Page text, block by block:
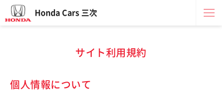
Honda Cars 三次
サイト利用規約
個人情報について